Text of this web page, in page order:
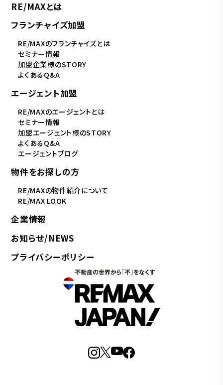
RE/MAXとは
フランチャイズ加盟
RE/MAXのフランチャイズとは
セミナー情報
加盟企業様のSTORY
よくあるQ&A
エージェント加盟
RE/MAXのエージェントとは
セミナー情報
加盟エージェント様のSTORY
よくあるQ&A
エージェントブログ
物件をお探しの方
RE/MAXの物件紹介について
RE/MAX LOOK
企業情報
お知らせ/NEWS
プライバシーポリシー